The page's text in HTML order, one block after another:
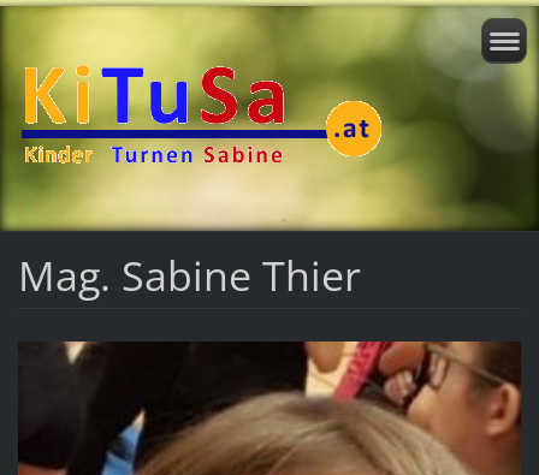
Mag. Sabine Thier